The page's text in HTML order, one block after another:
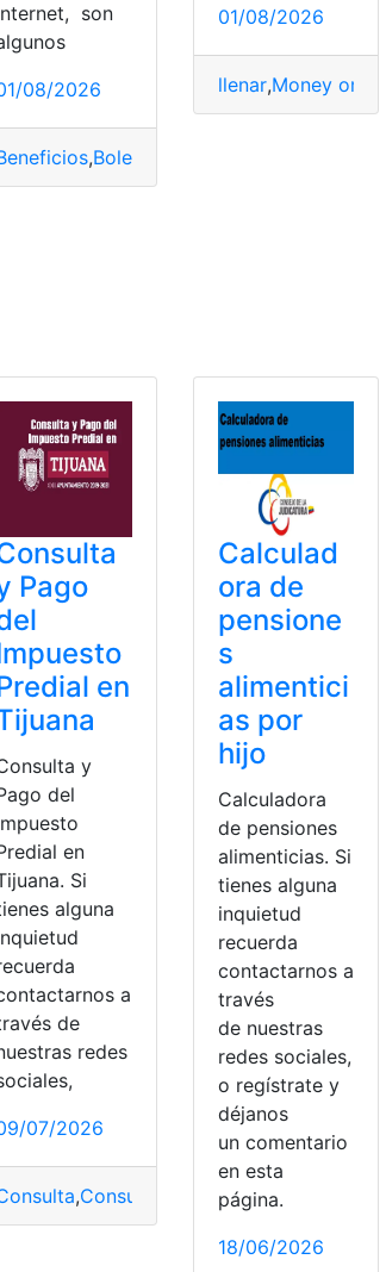
Gas Naturgy,México Pagar
son
08/2026
,Boletas
01/08/2026
llenar,Money order
,Noticias ,Pagar Prestamos
Pago
en
y
del
en
Si
alguna
a
de
redes
07/2026
,Consulta online ,Impuestos
Calculad
ora de
pensione
s
alimentici
as por
hijo
Calculadora
de pensiones
alimenticias. Si
tienes alguna
inquietud
recuerda
contactarnos a
través
de nuestras
redes sociales,
o regístrate y
déjanos
un comentario
en esta
página.
18/06/2026